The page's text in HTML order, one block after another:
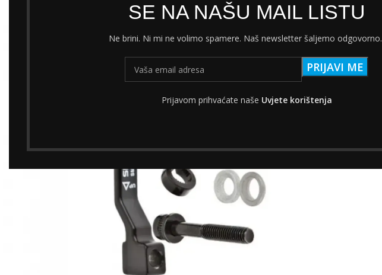
SE NA NAŠU MAIL LISTU
Ne brini. Ni mi ne volimo spamere. Naš newsletter šaljemo odgovorno.
Prijavom prihvaćate naše Uvjete korištenja